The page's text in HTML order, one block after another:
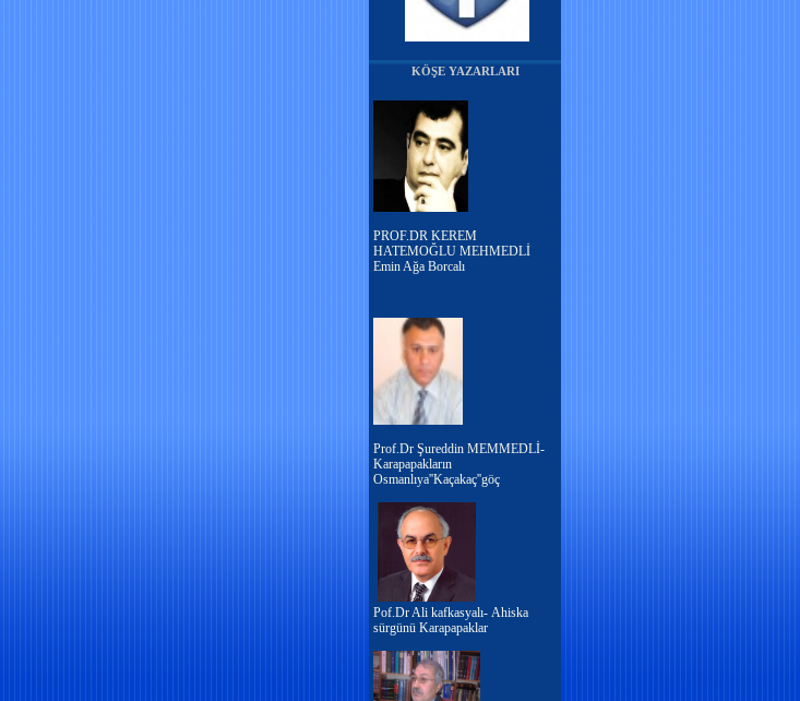
KÖŞE YAZARLARI
PROF.DR KEREM
HATEMOĞLU MEHMEDLİ
Emin Ağa Borcalı
Prof.Dr Şureddin MEMMEDLİ-
Karapapakların
Osmanlıya''Kaçakaç''göç
Pof.Dr Ali kafkasyalı- Ahiska
sürgünü Karapapaklar